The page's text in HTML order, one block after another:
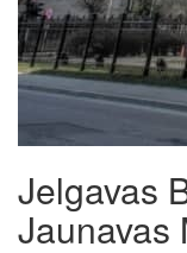
Jelgavas
Jaunavas